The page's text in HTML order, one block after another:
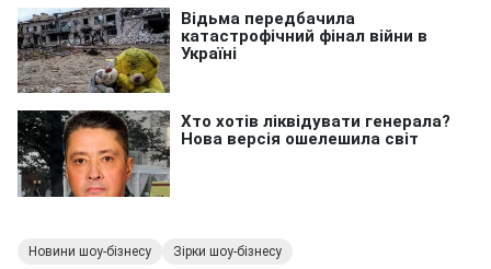
Новини шоу-бізнесу Зірки шоу-бізнесу